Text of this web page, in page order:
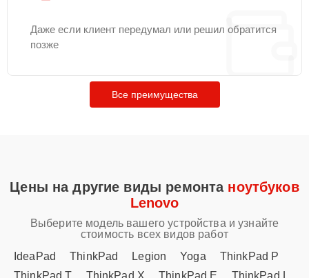
Даже если клиент передумал или решил обратится
позже
Все преимущества
Цены на другие виды ремонта ноутбуков
Lenovo
Выберите модель вашего устройства и узнайте
стоимость всех видов работ
IdeaPad
ThinkPad Legion Yoga
ThinkPad P
ThinkPad T
ThinkPad X ThinkPad E
ThinkPad L